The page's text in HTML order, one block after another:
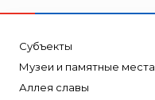
Субъекты
Музеи и памятные места
Аллея славы